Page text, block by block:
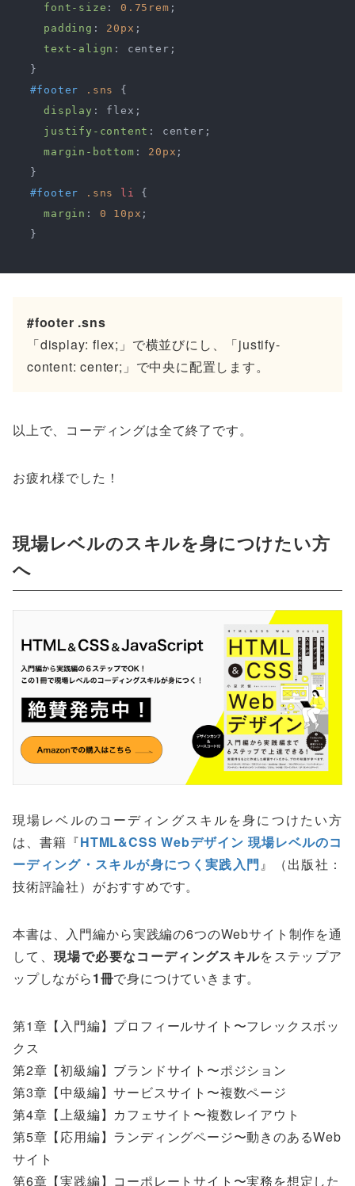
font-size : 0.75rem ;
padding : 20px ;
text-align : center;
  }
#footer
.sns
{
display : flex;
justify-content : center;
margin-bottom : 20px ;
  }
#footer
.sns li
{
margin : 0 10px ;
  }
#footer .sns
「display: flex;」で横並びにし、「justify-
content: center;」で中央に配置します。
以上で、コーディングは全て終了です。
お疲れ様でした！
現場レベルのスキルを身につけたい方
へ
現場レベルのコーディングスキルを身につけたい方
は、書籍『HTML&CSS Webデザイン 現場レベルのコ
ーディング・スキルが身につく実践入門』（出版社：
技術評論社）がおすすめです。
本書は、入門編から実践編の6つのWebサイト制作を通
して、現場で必要なコーディングスキルをステップア
ップしながら1冊で身につけていきます。
第1章【入門編】プロフィールサイト〜フレックスボッ
クス
第2章【初級編】ブランドサイト〜ポジション
第3章【中級編】サービスサイト〜複数ページ
第4章【上級編】カフェサイト〜複数レイアウト
第5章【応用編】ランディングページ〜動きのあるWeb
サイト
第6章【実践編】コーポレートサイト〜実務を想定した